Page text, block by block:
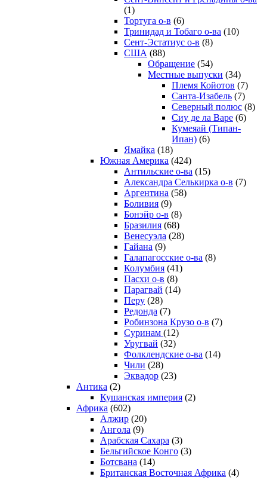
(1)
Тортуга о-в (6)
Тринидад и Тобаго о-ва (10)
Сент-Эстатиус о-в (8)
США (88)
Обращение (54)
Местные выпуски (34)
Племя Койотов (7)
Санта-Изабель (7)
Северный полюс (8)
Сиу де ла Варе (6)
Кумеяай (Типан-
Ипан) (6)
Ямайка (18)
Южная Америка (424)
Антильские о-ва (15)
Александра Селькирка о-в (7)
Аргентина (58)
Боливия (9)
Бонэйр о-в (8)
Бразилия (68)
Венесуэла (28)
Гайана (9)
Галапагосские о-ва (8)
Колумбия (41)
Пасхи о-в (8)
Парагвай (14)
Перу (28)
Редонда (7)
Робинзона Крузо о-в (7)
Суринам (12)
Уругвай (32)
Фолклендские о-ва (14)
Чили (28)
Эквадор (23)
Антика (2)
Кушанская империя (2)
Африка (602)
Алжир (20)
Ангола (9)
Арабская Сахара (3)
Бельгийское Конго (3)
Ботсвана (14)
Британская Восточная Африка (4)